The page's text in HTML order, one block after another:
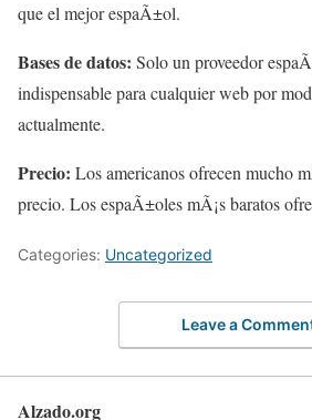
que el mejor espaÃ±ol.
Bases de datos: Solo un proveedor
indispensable para cualquier web por
actualmente.
Precio: Los americanos ofrecen mucho
precio. Los espaÃ±oles mÃ¡s baratos
Categories: Uncategorized
Leave a
Alzado.org